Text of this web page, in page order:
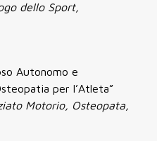
dello Sport,
Autonomo e
per l’Atleta”
Motorio, Osteopata,